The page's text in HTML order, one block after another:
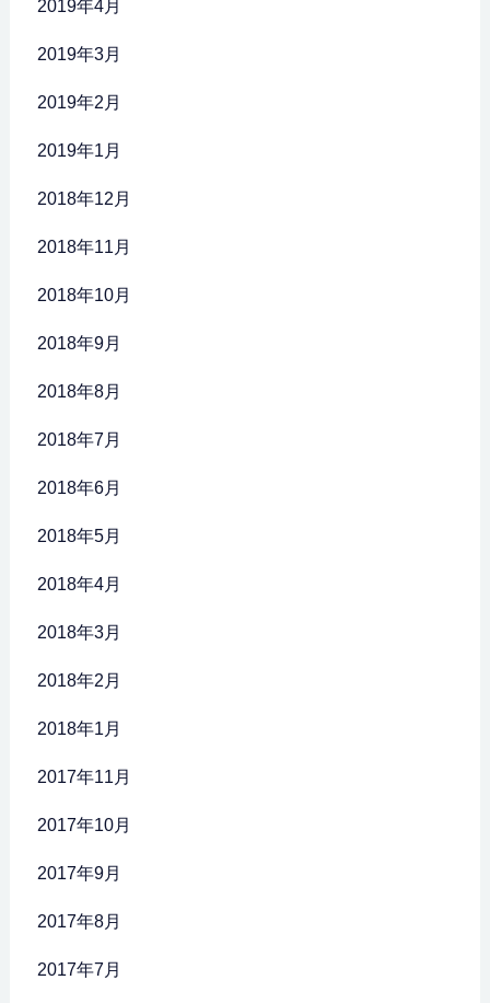
2019年4月
2019年3月
2019年2月
2019年1月
2018年12月
2018年11月
2018年10月
2018年9月
2018年8月
2018年7月
2018年6月
2018年5月
2018年4月
2018年3月
2018年2月
2018年1月
2017年11月
2017年10月
2017年9月
2017年8月
2017年7月